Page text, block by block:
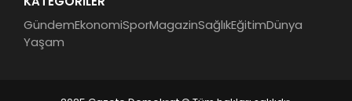
GündemEkonomiSporMagazinSağlıkEğitimDünya
Yaşam